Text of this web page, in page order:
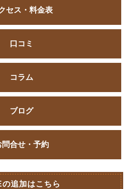
セス・料金表
口コミ
コラム
ブログ
問合せ・予約
の追加はこちら